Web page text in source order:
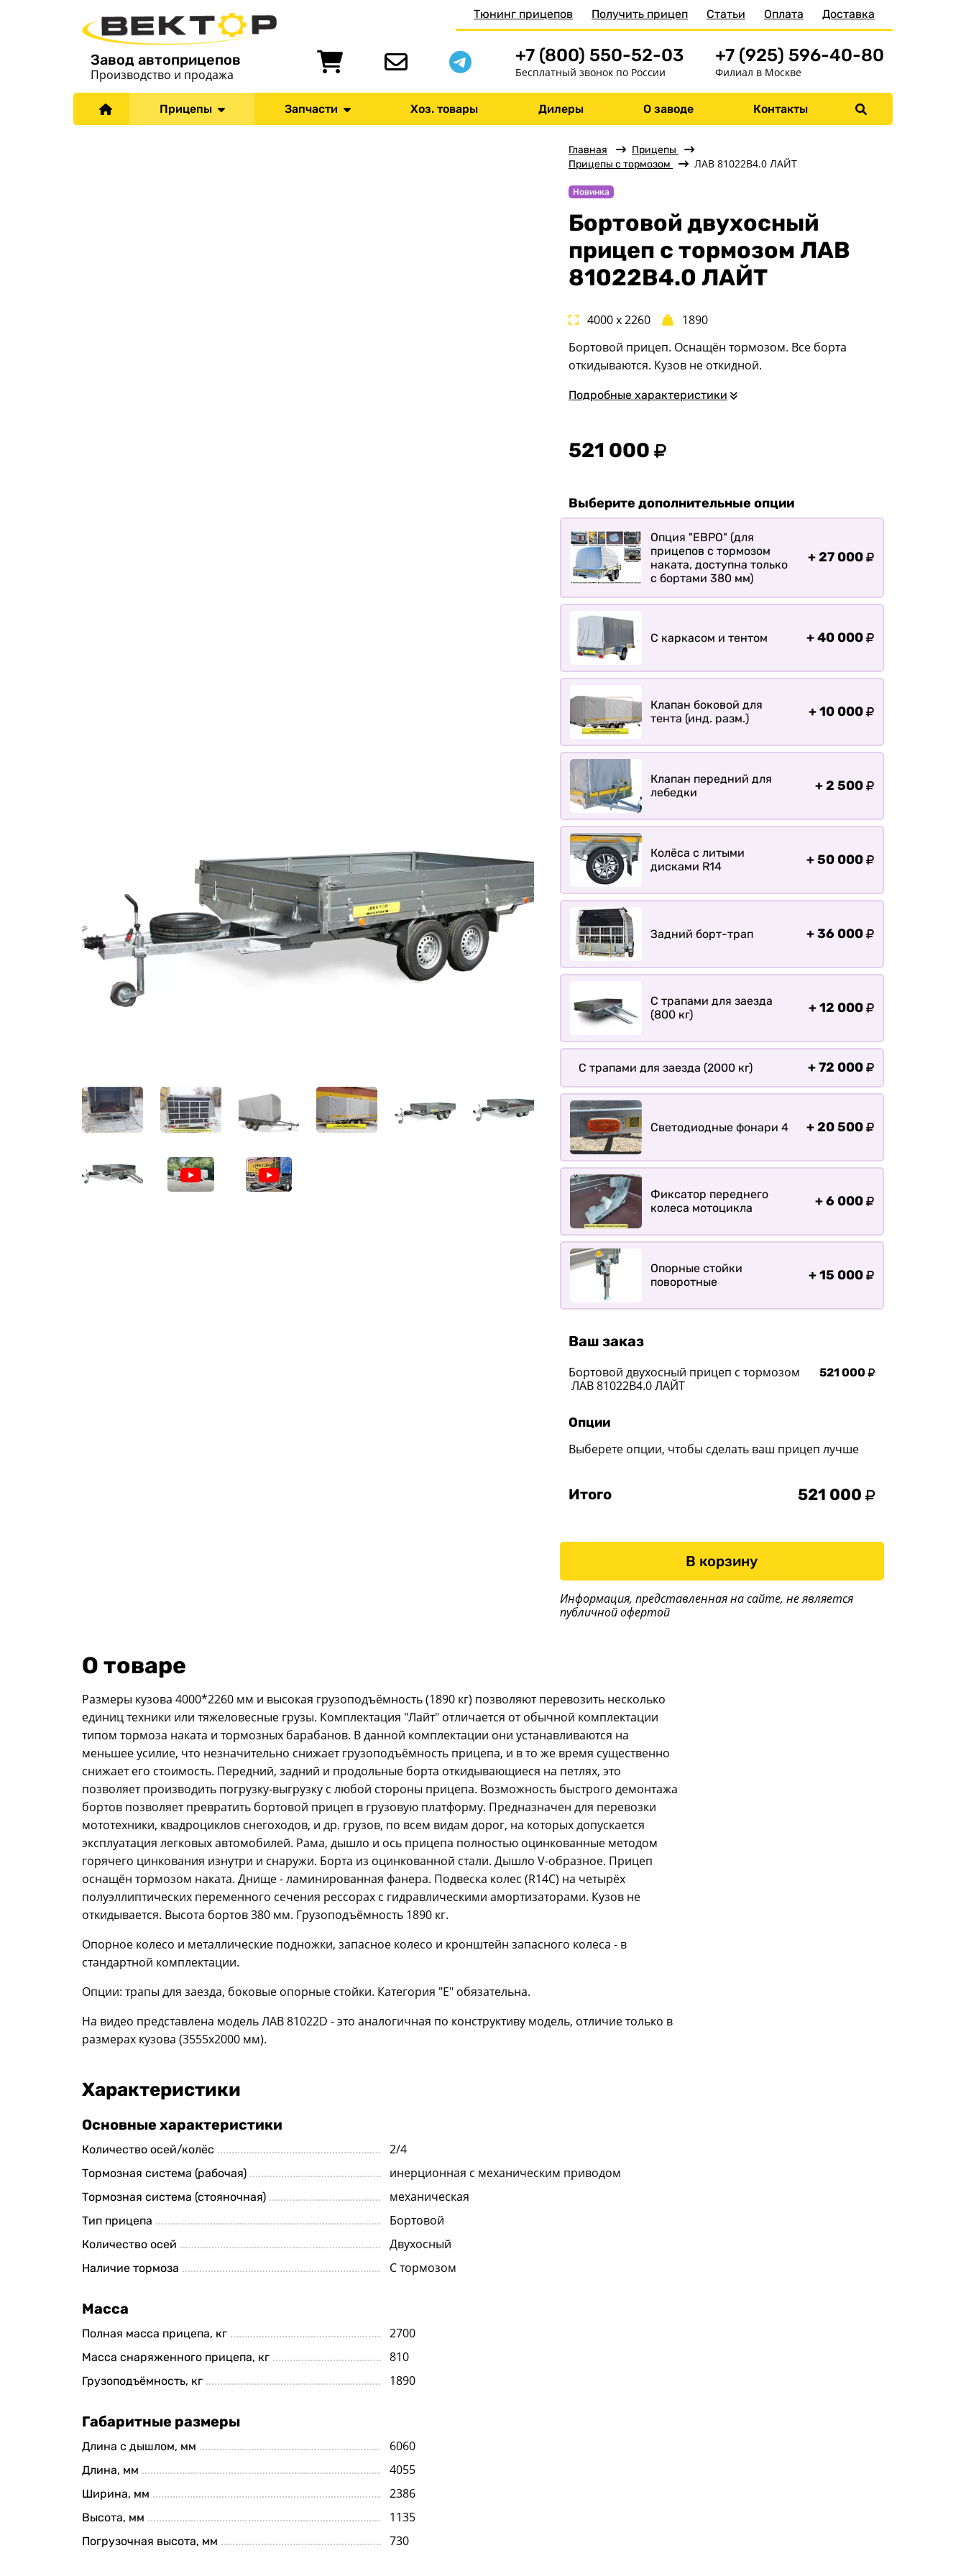
Меню
Для водной техники
Спец. назначения
Прицепы для
снегоходов
мотоциклов
корпусом
Прицепы для вездехода-
болотохода
Прицепы для мотоблока
Прицепы для ПВХ Ротан
байдарок, каноэ, САП
Запчасти
Дилеры
О заводе
Тюнинг прицепов
Оплата
Завод автоприцепов
Производство и продажа
Тюнинг прицепов Получить прицеп Статьи Оплата Доставка
+7 (800) 550-52-03
Бесплатный звонок по России
+7 (925) 596-40-80
Филиал в Москве
Прицепы Запчасти Хоз. товары Дилеры О заводе Контакты
Главная
Прицепы
Прицепы с тормозом
ЛАВ 81022B4.0 ЛАЙТ
Новинка
Бортовой двухосный
прицеп с тормозом ЛАВ
81022B4.0 ЛАЙТ
4000 x 2260
1890
Бортовой прицеп. Оснащён тормозом. Все борта
откидываются. Кузов не откидной.
Подробные характеристики
521 000
Выберите дополнительные опции
Опция "ЕВРО" (для
прицепов с тормозом
наката, доступна только
с бортами 380 мм)
+27 000
С каркасом и тентом +40 000
Клапан боковой для
тента (инд. разм.)
+10 000
Клапан передний для
лебедки
+2 500
Колёса с литыми
дисками R14
+50 000
Задний борт-трап +36 000
С трапами для заезда
(800 кг)
+12 000
С трапами для заезда (2000 кг) +72 000
Светодиодные фонари 4 +20 500
Фиксатор переднего
колеса мотоцикла
+6 000
Опорные стойки
поворотные
+15 000
Ваш заказ
Бортовой двухосный прицеп с тормозом
ЛАВ 81022B4.0 ЛАЙТ
521 000
Опции
Выберете опции, чтобы сделать ваш прицеп лучше
Итого 521 000
В корзину
Информация, представленная на сайте, не является
публичной офертой
О товаре
Размеры кузова 4000*2260 мм и высокая грузоподъёмность (1890 кг) позволяют перевозить несколько
единиц техники или тяжеловесные грузы. Комплектация "Лайт" отличается от обычной комплектации
типом тормоза наката и тормозных барабанов. В данной комплектации они устанавливаются на
меньшее усилие, что незначительно снижает грузоподъёмность прицепа, и в то же время существенно
снижает его стоимость. Передний, задний и продольные борта откидывающиеся на петлях, это
позволяет производить погрузку-выгрузку с любой стороны прицепа. Возможность быстрого демонтажа
бортов позволяет превратить бортовой прицеп в грузовую платформу. Предназначен для перевозки
мототехники, квадроциклов снегоходов, и др. грузов, по всем видам дорог, на которых допускается
эксплуатация легковых автомобилей. Рама, дышло и ось прицепа полностью оцинкованные методом
горячего цинкования изнутри и снаружи. Борта из оцинкованной стали. Дышло V-образное. Прицеп
оснащён тормозом наката. Днище - ламинированная фанера. Подвеска колес (R14С) на четырёх
полуэллиптических переменного сечения рессорах с гидравлическими амортизаторами. Кузов не
откидывается. Высота бортов 380 мм. Грузоподъёмность 1890 кг.
Опорное колесо и металлические подножки, запасное колесо и кронштейн запасного колеса - в
стандартной комплектации.
Опции: трапы для заезда, боковые опорные стойки. Категория "Е" обязательна.
На видео представлена модель ЛАВ 81022D - это аналогичная по конструктиву модель, отличие только в
размерах кузова (3555х2000 мм).
Характеристики
Основные характеристики
Количество осей/колёс 2/4
Тормозная система (рабочая) инерционная с механическим приводом
Тормозная система (стояночная) механическая
Тип прицепа Бортовой
Количество осей Двухосный
Наличие тормоза С тормозом
Масса
Полная масса прицепа, кг 2700
Масса снаряженного прицепа, кг 810
Грузоподъёмность, кг 1890
Габаритные размеры
Длина с дышлом, мм 6060
Длина, мм 4055
Ширина, мм 2386
Высота, мм 1135
Погрузочная высота, мм 730